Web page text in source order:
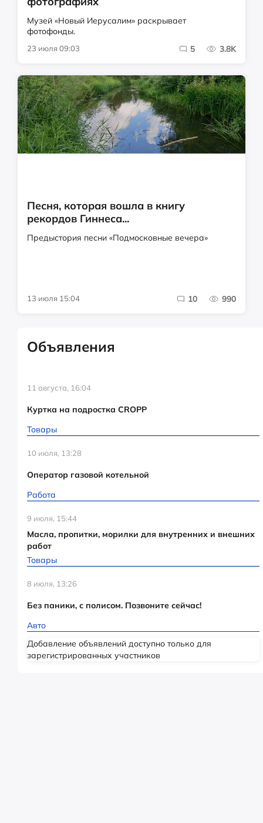
Музей «Новый Иерусалим» раскрывает
фотофонды.
23 июля 09:03 5 3.8K
Песня, которая вошла в книгу
рекордов Гиннеса...
Предыстория песни «Подмосковные вечера»
13 июля 15:04 10 990
Объявления
11 августа, 16:04
Куртка на подростка CROPP
Товары
10 июля, 13:28
Оператор газовой котельной
Работа
9 июля, 15:44
Масла, пропитки, морилки для внутренних и внешних
работ
Товары
8 июля, 13:26
Без паники, с полисом. Позвоните сейчас!
Авто
Добавление объявлений доступно только для
зарегистрированных участников